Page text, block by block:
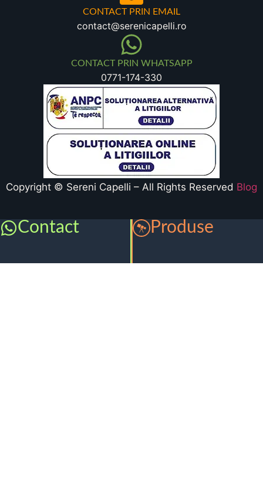
CONTACT PRIN EMAIL
contact@serenicapelli.ro
CONTACT PRIN WHATSAPP
0771-174-330
Copyright © Sereni Capelli – All Rights Reserved Blog
Contact Produse